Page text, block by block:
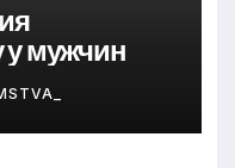
у мужчин